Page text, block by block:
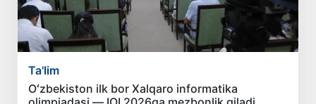
Ta'lim
Oʻzbekiston ilk bor Xalqaro informatika